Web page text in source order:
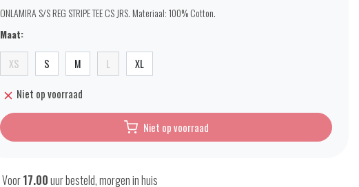
ONLAMIRA S/S REG STRIPE TEE CS JRS. Materiaal: 100% Cotton.
Maat:
XS S M L XL
Niet op voorraad
Niet op voorraad
Voor17.00uur besteld, morgen in huis